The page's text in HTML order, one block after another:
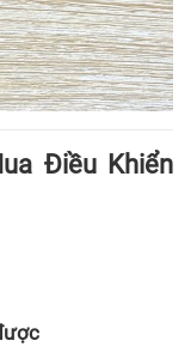
Điều Khiển